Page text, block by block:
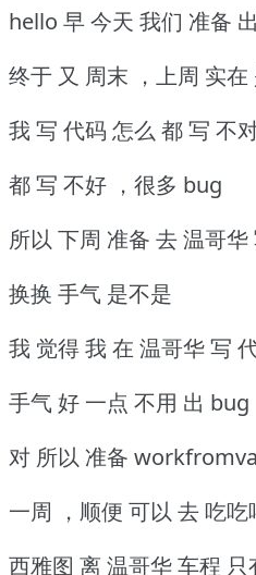
hello 早 今天 我们 准备
终于 又 周末 ，上周 实
我 写 代码 怎么 都 写 不
都 写 不好 ，很多 bug
所以 下周 准备 去 温哥华
换换 手气 是不是
我 觉得 我 在 温哥华 写
手气 好 一点 不用 出 bug
对 所以 准备
一周 ，顺便 可以 去 吃吃
西雅图 离 温哥华 车程